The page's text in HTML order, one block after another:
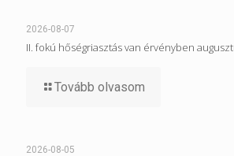
2026-08-07
II. fokú hőségriasztás van érvényben
Tovább olvasom
2026-08-05